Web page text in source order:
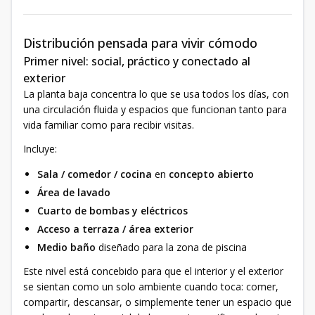
Distribución pensada para vivir cómodo
Primer nivel: social, práctico y conectado al
exterior
La planta baja concentra lo que se usa todos los días, con
una circulación fluida y espacios que funcionan tanto para
vida familiar como para recibir visitas.
Incluye:
Sala / comedor / cocina en concepto abierto
Área de lavado
Cuarto de bombas y eléctricos
Acceso a terraza / área exterior
Medio baño diseñado para la zona de piscina
Este nivel está concebido para que el interior y el exterior
se sientan como un solo ambiente cuando toca: comer,
compartir, descansar, o simplemente tener un espacio que